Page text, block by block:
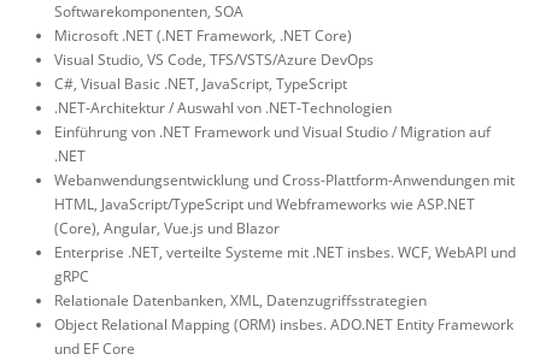
Softwarekomponenten, SOA
Microsoft .NET (.NET Framework, .NET Core)
Visual Studio, VS Code, TFS/VSTS/Azure DevOps
C#, Visual Basic .NET, JavaScript, TypeScript
.NET-Architektur / Auswahl von .NET-Technologien
Einführung von .NET Framework und Visual Studio / Migration auf
.NET
Webanwendungsentwicklung und Cross-Plattform-Anwendungen mit
HTML, JavaScript/TypeScript und Webframeworks wie ASP.NET
(Core), Angular, Vue.js und Blazor
Enterprise .NET, verteilte Systeme mit .NET insbes. WCF, WebAPI und
gRPC
Relationale Datenbanken, XML, Datenzugriffsstrategien
Object Relational Mapping (ORM) insbes. ADO.NET Entity Framework
und EF Core